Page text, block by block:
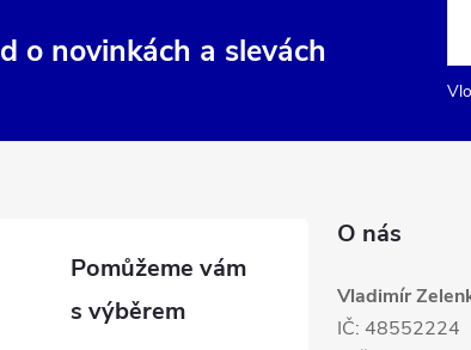
o novinkách a slevách
O nás
Vladimír
IČ: 48552224